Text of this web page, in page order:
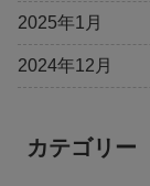
2025年1月
2024年12月
カテゴリー